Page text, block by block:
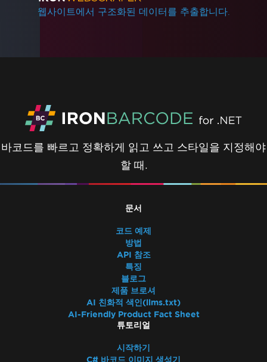
웹사이트에서 구조화된 데이터를 추출합니다.
바코드를 빠르고 정확하게 읽고 쓰고 스타일을 지정해야
할 때.
문서
코드 예제
방법
API 참조
특징
블로그
제품 브로셔
AI 친화적 색인(llms.txt)
AI-Friendly Product Fact Sheet
튜토리얼
시작하기
C# 바코드 이미지 생성기